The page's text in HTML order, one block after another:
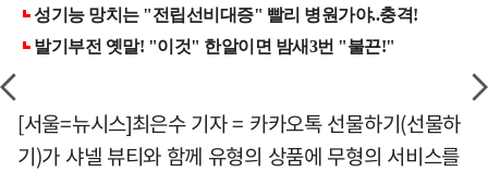
[서울=뉴시스]최은수 기자 = 카카오톡 선물하기(선물하
기)가 샤넬 뷰티와 함께 유형의 상품에 무형의 서비스를